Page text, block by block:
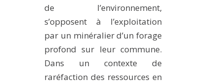
de l’environnement,
s’opposent à l’exploitation
par un minéralier d’un forage
profond sur leur commune.
Dans un contexte de
raréfaction des ressources en